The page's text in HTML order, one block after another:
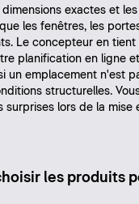
dimensions exactes et
les fenêtres, les
Le concepteur en
planification en ligne
un emplacement n'est
structurelles.
surprises lors de la
les produits